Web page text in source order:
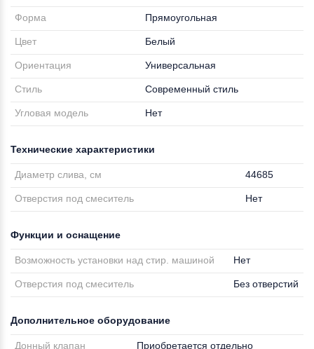
Форма Прямоугольная
Цвет Белый
Ориентация Универсальная
Стиль Современный стиль
Угловая модель Нет
Технические характеристики
Диаметр слива, см 44685
Отверстия под смеситель Нет
Функции и оснащение
Возможность установки над стир. машиной Нет
Отверстия под смеситель Без отверстий
Дополнительное оборудование
Донный клапан Приобретается отдельно